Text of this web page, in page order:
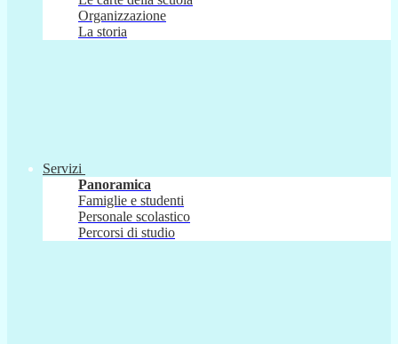
Organizzazione
La storia
Servizi
Panoramica
Famiglie e studenti
Personale scolastico
Percorsi di studio